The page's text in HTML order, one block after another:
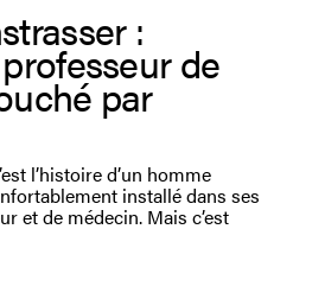
:
de
par
l’histoire d’un homme
installé dans ses
et de médecin. Mais c’est